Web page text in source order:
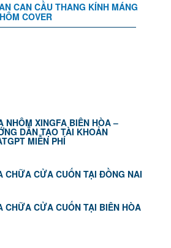
CAN CẦU THANG KÍNH MÁNG
COVER
NHÔM XINGFA BIÊN HÒA –
DẪN TẠO TÀI KHOẢN
MIỄN PHÍ
CHỮA CỬA CUỐN TẠI ĐỒNG NAI
CHỮA CỬA CUỐN TẠI BIÊN HÒA